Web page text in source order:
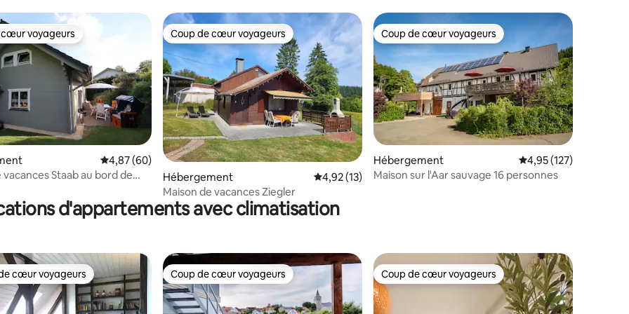
la base de 46 commentaires : 4,98 sur 5
cœur voyageurs
voyageurs
Évaluation moyenne sur la base de 60 commentaires : 4,87 sur 5
4,87 (60)
vacances Staab au bord de
Coup de cœur voyageurs
Coup de cœur voyageurs
Hébergement Évaluation moyenne sur la base de 13 commentaires : 4,92 sur 5
4,92 (13)
Maison de vacances Ziegler
Coup de cœur voyageurs
Coup de cœur voyageurs
Hébergement Évaluation moyenne
4,95 (127)
Maison sur l'Aar sauvage 16 personnes
d'appartements avec climatisation
cœur voyageurs les plus appréciés
cœur voyageurs Coup de cœur voyageurs
Coup de cœur voyageurs Coup de cœur voyageurs
Coup de cœur voyageurs